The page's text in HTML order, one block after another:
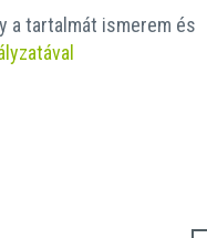
a tartalmát ismerem és